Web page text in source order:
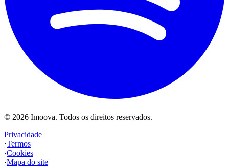
© 2026 Imoova. Todos os direitos reservados.
Privacidade
·Termos
·Cookies
·Mapa do site